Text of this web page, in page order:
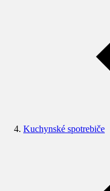
Kuchynské spotrebiče